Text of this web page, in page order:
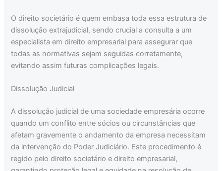
O direito societário é quem embasa toda essa estrutura de
dissolução extrajudicial, sendo crucial a consulta a um
especialista em direito empresarial para assegurar que
todas as normativas sejam seguidas corretamente,
evitando assim futuras complicações legais.
Dissolução Judicial
A dissolução judicial de uma sociedade empresária ocorre
quando um conflito entre sócios ou circunstâncias que
afetam gravemente o andamento da empresa necessitam
da intervenção do Poder Judiciário. Este procedimento é
regido pelo direito societário e direito empresarial,